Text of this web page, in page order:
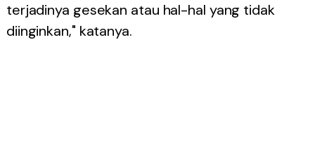
terjadinya gesekan atau hal-hal yang tidak
diinginkan," katanya.